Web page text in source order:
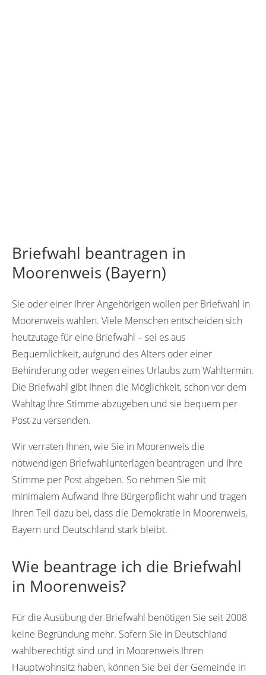
Briefwahl beantragen in
Moorenweis (Bayern)
Sie oder einer Ihrer Angehörigen wollen per Briefwahl in
Moorenweis wählen. Viele Menschen entscheiden sich
heutzutage für eine Briefwahl – sei es aus
Bequemlichkeit, aufgrund des Alters oder einer
Behinderung oder wegen eines Urlaubs zum Wahltermin.
Die Briefwahl gibt Ihnen die Möglichkeit, schon vor dem
Wahltag Ihre Stimme abzugeben und sie bequem per
Post zu versenden.
Wir verraten Ihnen, wie Sie in Moorenweis die
notwendigen Briefwahlunterlagen beantragen und Ihre
Stimme per Post abgeben. So nehmen Sie mit
minimalem Aufwand Ihre Bürgerpflicht wahr und tragen
Ihren Teil dazu bei, dass die Demokratie in Moorenweis,
Bayern und Deutschland stark bleibt.
Wie beantrage ich die Briefwahl
in Moorenweis?
Für die Ausübung der Briefwahl benötigen Sie seit 2008
keine Begründung mehr. Sofern Sie in Deutschland
wahlberechtigt sind und in Moorenweis Ihren
Hauptwohnsitz haben, können Sie bei der Gemeinde in